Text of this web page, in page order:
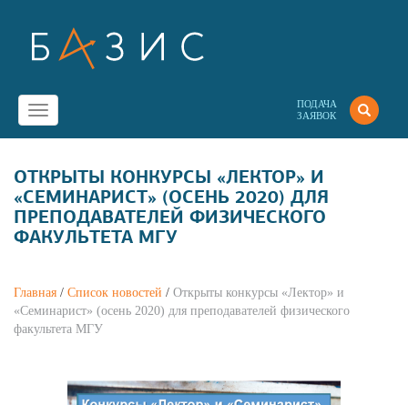
ПОДАЧА
ЗАЯВОК
Toggle
navigation
ОТКРЫТЫ КОНКУРСЫ «ЛЕКТОР» И
«СЕМИНАРИСТ» (ОСЕНЬ 2020) ДЛЯ
ПРЕПОДАВАТЕЛЕЙ ФИЗИЧЕСКОГО
ФАКУЛЬТЕТА МГУ
Главная / Список новостей / Открыты конкурсы «Лектор» и
«Семинарист» (осень 2020) для преподавателей физического
факультета МГУ